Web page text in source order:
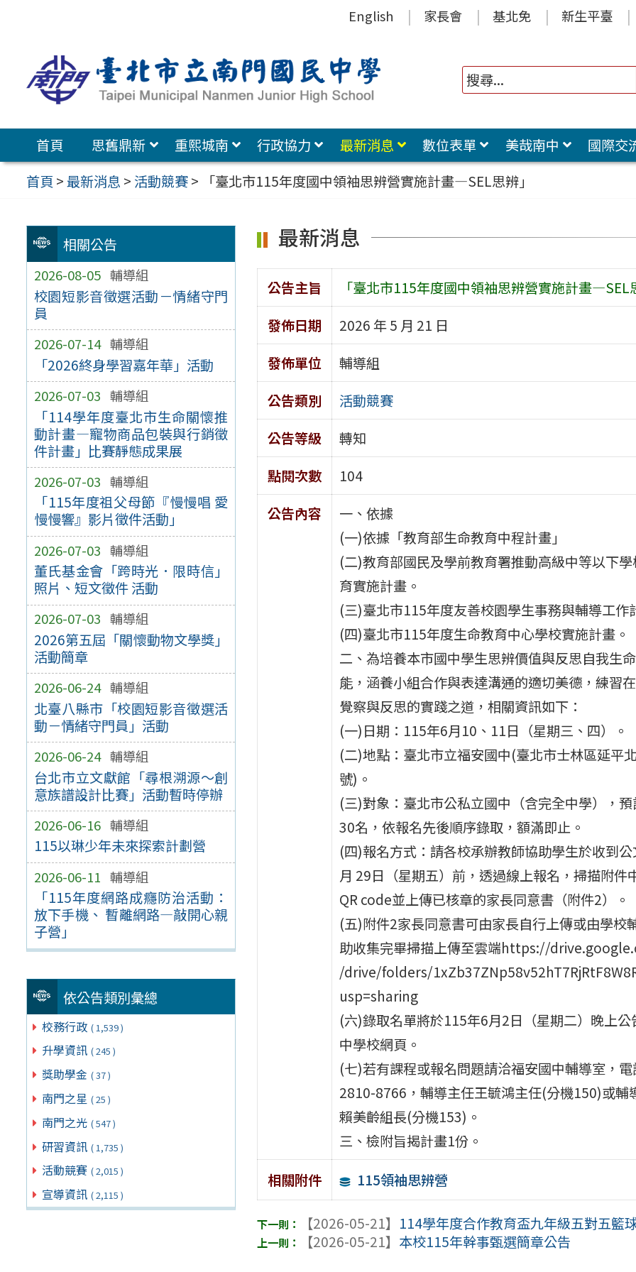
容
區
English 家長會 基北免 新生平臺
首頁 思舊鼎新 重熙城南 行政協力 最新消息 數位表單 美哉南中 國際交
首頁 >最新消息 > 活動競賽> 「臺北市115年度國中領袖思辨營實施計畫—SEL思辨」
相關公告
2026-08-05 輔導組
校園短影音徵選活動－情緒守門
員
2026-07-14 輔導組
「2026終身學習嘉年華」活動
2026-07-03 輔導組
「114學年度臺北市生命關懷推
動計畫—寵物商品包裝與行銷徵
件計畫」比賽靜態成果展
2026-07-03 輔導組
「115年度祖父母節『慢慢唱 愛
慢慢響』影片徵件活動」
2026-07-03 輔導組
董氏基金會「跨時光．限時信」
照片、短文徵件 活動
2026-07-03 輔導組
2026第五屆「關懷動物文學獎」
活動簡章
2026-06-24 輔導組
北臺八縣市「校園短影音徵選活
動－情緒守門員」活動
2026-06-24 輔導組
台北市立文獻館「尋根溯源～創
意族譜設計比賽」活動暫時停辦
2026-06-16 輔導組
115以琳少年未來探索計劃營
2026-06-11 輔導組
「115年度網路成癮防治活動：
放下手機、 暫離網路—敲開心親
子營」
依公告類別彙總
校務行政 ( 1,539 )
升學資訊 ( 245 )
獎助學金 ( 37 )
南門之星 ( 25 )
南門之光 ( 547 )
研習資訊 ( 1,735 )
活動競賽 ( 2,015 )
宣導資訊 ( 2,115 )
最新消息
公告主旨
「臺北市115年度國中領袖思辨營實施計畫—SEL
發佈日期
2026 年 5 月 21 日
發佈單位
輔導組
公告類別
活動競賽
公告等級
轉知
點閱次數
104
公告內容
一、依據
(一)依據「教育部生命教育中程計畫」
(二)教育部國民及學前教育署推動高級中等以下
育實施計畫。
(三)臺北市115年度友善校園學生事務與輔導工作
(四)臺北市115年度生命教育中心學校實施計畫。
二、為培養本市國中學生思辨價值與反思自我生
能，涵養小組合作與表達溝通的適切美德，練習
覺察與反思的實踐之道，相關資訊如下：
(一)日期：115年6月10、11日（星期三、四）。
(二)地點：臺北市立福安國中(臺北市士林區延平
號)。
(三)對象：臺北市公私立國中（含完全中學），
30名，依報名先後順序錄取，額滿即止。
(四)報名方式：請各校承辦教師協助學生於收到
月 29日（星期五）前，透過線上報名，掃描附件
QR code並上傳已核章的家長同意書（附件2）。
(五)附件2家長同意書可由家長自行上傳或由學校
助收集完畢掃描上傳至雲端https://
/drive/folders/
usp=sharing
(六)錄取名單將於115年6月2日（星期二）晚上公
中學校網頁。
(七)若有課程或報名問題請洽福安國中輔導室，
2810-8766，輔導主任王毓鴻主任(分機150)或輔
賴美齡組長(分機153)。
三、檢附旨揭計畫1份。
相關附件
115領袖思辨營
【2026-05-21】 114學年度合作教育盃九年級五對五籃
【2026-05-21】 本校115年幹事甄選簡章公告